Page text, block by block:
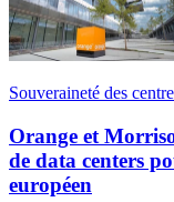
Souveraineté des
Orange et
de data centers
européen